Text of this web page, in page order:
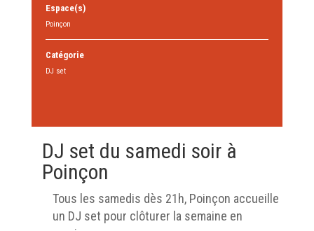
Espace(s)
Poinçon
Catégorie
DJ set
DJ set du samedi soir à
Poinçon
Tous les samedis dès 21h, Poinçon accueille
un DJ set pour clôturer la semaine en